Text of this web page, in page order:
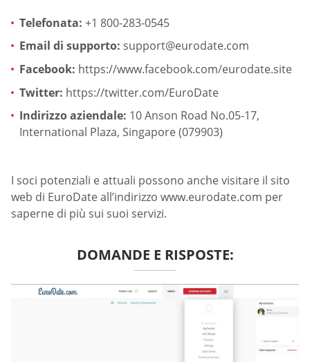
Telefonata: +1 800-283-0545
Email di supporto: support@eurodate.com
Facebook: https://www.facebook.com/eurodate.site
Twitter: https://twitter.com/EuroDate
Indirizzo aziendale: 10 Anson Road No.05-17,
International Plaza, Singapore (079903)
I soci potenziali e attuali possono anche visitare il sito
web di EuroDate all’indirizzo www.eurodate.com per
saperne di più sui suoi servizi.
DOMANDE E RISPOSTE: